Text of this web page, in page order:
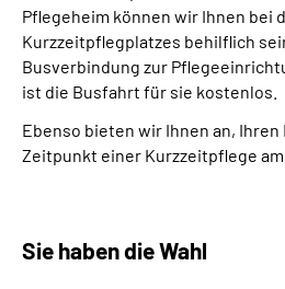
Gebärdensprache
Pflegeheim können wir Ihnen bei
Kurzzeitpflegplatzes behilflich
Busverbindung zur
ist die Busfahrt für sie kostenlos.
Ebenso bieten wir Ihnen an,
Zeitpunkt einer Kurzzeitpflege
Sie haben die Wahl